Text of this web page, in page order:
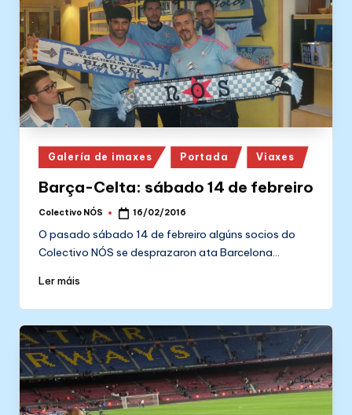
Posted
in
Galería de imaxes Portada Viaxes
Barça-Celta: sábado 14 de febreiro
Posted
Colectivo NÓS 16/02/2016
O pasado sábado 14 de febreiro algúns socios do
Colectivo NÓS se desprazaron ata Barcelona…
Ler máis